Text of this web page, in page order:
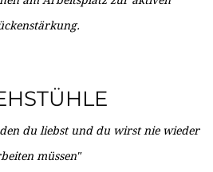
du liebst und du wirst nie wieder
müssen"